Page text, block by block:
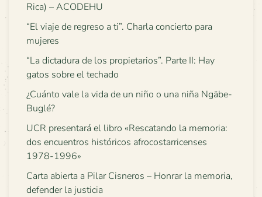
Rica) – ACODEHU
“El viaje de regreso a ti”. Charla concierto para
mujeres
“La dictadura de los propietarios”. Parte II: Hay
gatos sobre el techado
¿Cuánto vale la vida de un niño o una niña Ngäbe-
Buglé?
UCR presentará el libro «Rescatando la memoria:
dos encuentros históricos afrocostarricenses
1978-1996»
Carta abierta a Pilar Cisneros – Honrar la memoria,
defender la justicia